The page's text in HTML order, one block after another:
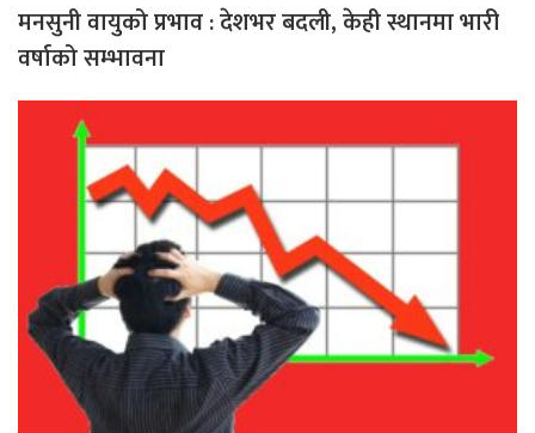
मनसुनी वायुको प्रभाव : देशभर बदली, केही स्थानमा भारी
वर्षाको सम्भावना